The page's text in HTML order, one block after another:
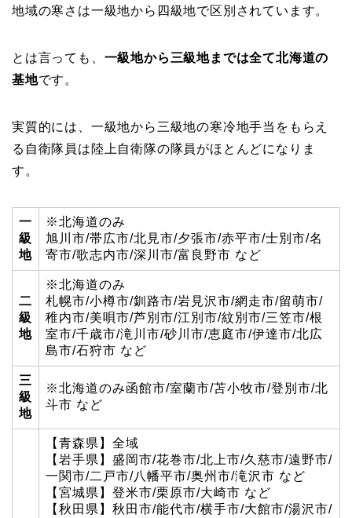
地域の寒さは一級地から四級地で区別されています。
とは言っても、 一級地から三級地までは全て北海道の
基地です。
実質的には、一級地から三級地の寒冷地手当をもらえ
る自衛隊員は陸上自衛隊の隊員がほとんどになりま
す。
一
級
地
※北海道のみ
旭川市/帯広市/北見市/夕張市/赤平市/士別市/名
寄市/歌志内市/深川市/富良野市 など
二
級
地
※北海道のみ
札幌市/小樽市/釧路市/岩見沢市/網走市/留萌市/
稚内市/美唄市/芦別市/江別市/紋別市/三笠市/根
室市/千歳市/滝川市/砂川市/恵庭市/伊達市/北広
島市/石狩市 など
三
級
地
※北海道のみ函館市/室蘭市/苫小牧市/登別市/北
斗市 など
【青森県】全域
【岩手県】盛岡市/花巻市/北上市/久慈市/遠野市/
一関市/二戸市/八幡平市/奥州市/滝沢市 など
【宮城県】登米市/栗原市/大崎市 など
【秋田県】秋田市/能代市/横手市/大館市/湯沢市/